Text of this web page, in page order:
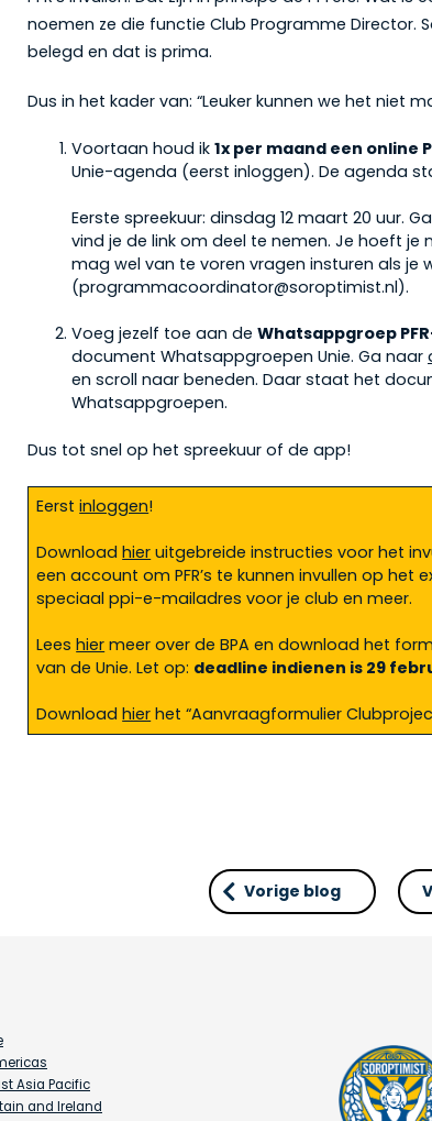
noemen ze die functie Club Programme Director.
belegd en dat is prima.
Dus in het kader van: “Leuker kunnen we het niet
Voortaan houd ik 1x per maand een online
Unie-agenda (eerst inloggen). De agenda
Eerste spreekuur: dinsdag 12 maart 20 uur.
vind je de link om deel te nemen. Je hoeft je
mag wel van te voren vragen insturen als je
(programmacoordinator@soroptimist.nl).
Voeg jezelf toe aan de Whatsappgroep
document Whatsappgroepen Unie. Ga naar
en scroll naar beneden. Daar staat het
Whatsappgroepen.
Dus tot snel op het spreekuur of de app!
Eerstinloggen!
Downloadhier uitgebreide instructies voor het
een account om PFR’s te kunnen invullen op het
speciaal ppi-e-mailadres voor je club en meer.
Leeshier meer over de BPA en download het
van de Unie. Let op: deadline indienen is 29
Downloadhier het “Aanvraagformulier
Vorige blog
Asia Pacific
and Ireland